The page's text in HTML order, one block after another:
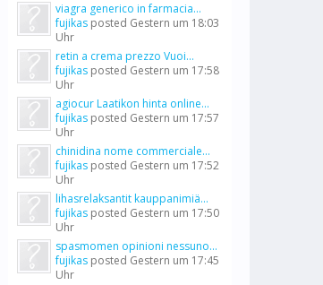
viagra generico in farmacia...
fujikas posted Gestern um 18:03
Uhr
retin a crema prezzo Vuoi...
fujikas posted Gestern um 17:58
Uhr
agiocur Laatikon hinta online...
fujikas posted Gestern um 17:57
Uhr
chinidina nome commerciale...
fujikas posted Gestern um 17:52
Uhr
lihasrelaksantit kauppanimiä...
fujikas posted Gestern um 17:50
Uhr
spasmomen opinioni nessuno...
fujikas posted Gestern um 17:45
Uhr